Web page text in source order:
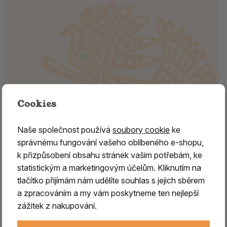
Stojánek na vonné tyčinky – 3.
čakra MANIPURA (čakra solar
plexu) | žlutý
Stojánek na vonné tyčinky z mastku – 3. čakra
MANIPURA (čakra solar plexu)
Cookies
Naše společnost používásoubory cookie ke
správnému fungování vašeho oblíbeného e-shopu,
k přizpůsobení obsahu stránek vašim potřebám, ke
statistickým a marketingovým účelům. Kliknutím na
tlačítko přijímám nám udělíte souhlas s jejich sběrem
a zpracováním a my vám poskytneme ten nejlepší
zážitek z nakupování.